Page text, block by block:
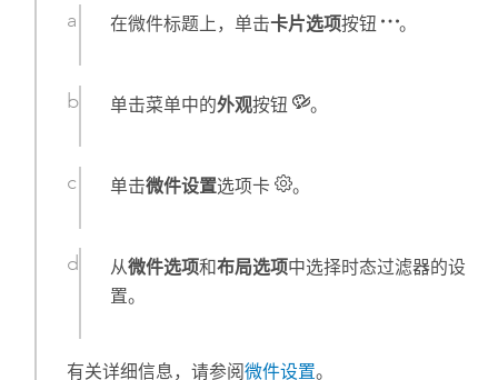
在微件标题上，单击卡片选项按钮 。
单击菜单中的外观按钮 。
单击微件设置选项卡 。
从微件选项和布局选项中选择时态过滤器的设
置。
有关详细信息，请参阅微件设置。